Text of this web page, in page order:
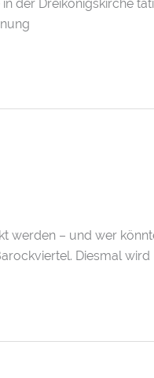
der Dreikönigskirche
werden – und wer
Diesmal wird